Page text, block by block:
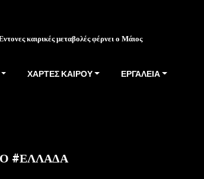
καιρικές μεταβολές φέρνει ο Μάιος
ΧΑΡΤΕΣ ΚΑΙΡΟΥ ΕΡΓΑΛΕΙΑ
#ΕΛΛΑΔΑ